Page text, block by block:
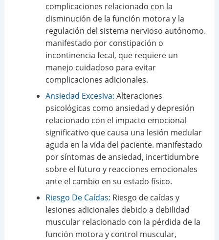
complicaciones relacionado con la
disminución de la función motora y la
regulación del sistema nervioso autónomo.
manifestado por constipación o
incontinencia fecal, que requiere un
manejo cuidadoso para evitar
complicaciones adicionales.
Ansiedad Excesiva: Alteraciones
psicológicas como ansiedad y depresión
relacionado con el impacto emocional
significativo que causa una lesión medular
aguda en la vida del paciente. manifestado
por síntomas de ansiedad, incertidumbre
sobre el futuro y reacciones emocionales
ante el cambio en su estado físico.
Riesgo De Caídas: Riesgo de caídas y
lesiones adicionales debido a debilidad
muscular relacionado con la pérdida de la
función motora y control muscular,